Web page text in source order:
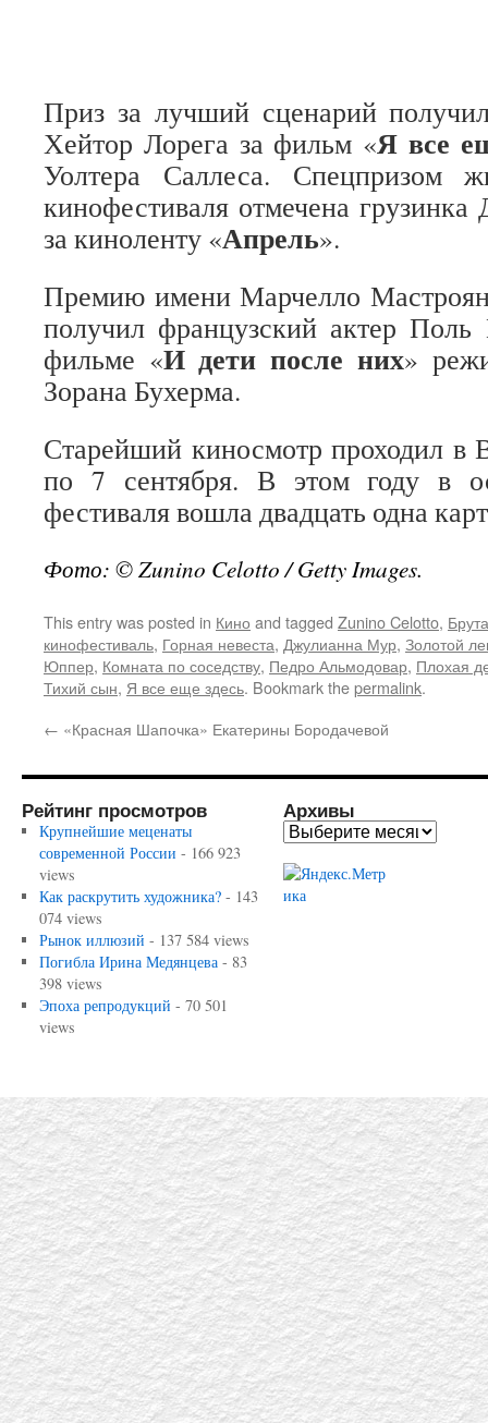
Приз за лучший сценарий
Хейтор Лорега за фильм «Я все
Уолтера Саллеса. Спецпризом
кинофестиваля отмечена
за киноленту «Апрель».
Премию имени Марчелло
получил французский актер
фильме «И дети после них»
Зорана Бухерма.
Старейший киносмотр проходил в
по 7 сентября. В этом году в
фестиваля вошла двадцать одна
Фото: © Zunino Celotto / Getty Images.
This entry was posted in Кино and tagged Zunino Celotto,
кинофестиваль, Горная невеста, Джулианна Мур, Золотой
Юппер, Комната по соседству, Педро Альмодовар, Плохая
Тихий сын, Я все еще здесь. Bookmark thepermalink.
← «Красная Шапочка» Екатерины Бородачевой
Рейтинг просмотров
Крупнейшие меценаты
современной России - 166 923
views
Как раскрутить художника?- 143
074 views
Рынок иллюзий - 137 584 views
Погибла Ирина Медянцева- 83
398 views
Эпоха репродукций - 70 501
views
Архивы